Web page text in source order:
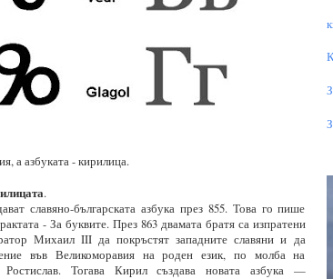
а азбуката - кирилица.
.
славяно-българската азбука през 855. Това го пише
- За буквите. През 863 двамата братя са изпратени
Михаил III да покръстят западните славяни и да
във Великоморавия на роден език, по молба на
Ростислав. Тогава Кирил създава новата азбука —